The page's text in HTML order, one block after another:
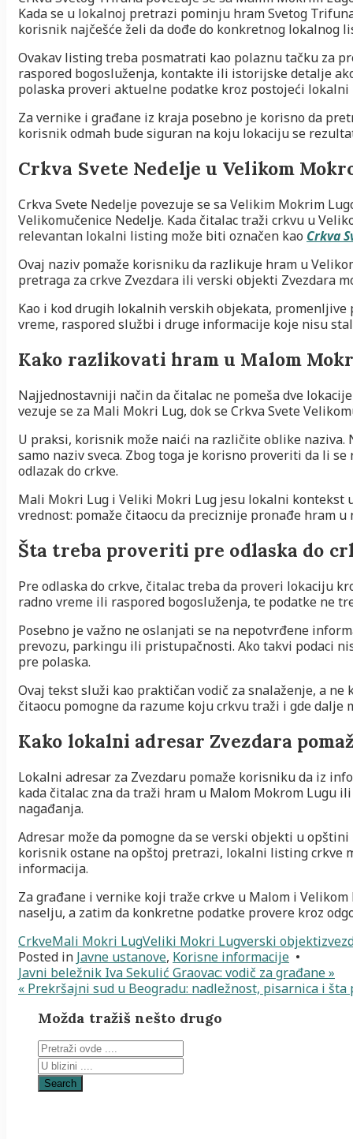
Kada se u lokalnoj pretrazi pominju hram Svetog
korisnik najčešće želi da dođe do konkretnog lokalnog
Ovakav listing treba posmatrati kao polaznu tačku za
raspored bogosluženja, kontakte ili istorijske detalje
polaska proveri aktuelne podatke kroz postojeći
Za vernike i građane iz kraja posebno je korisno da
korisnik odmah bude siguran na koju lokaciju se
Crkva Svete Nedelje u Velikom
Crkva Svete Nedelje povezuje se sa Velikim Mokrim
Velikomučenice Nedelje. Kada čitalac traži crkvu u
relevantan lokalni listing može biti označen kao Crkva
Ovaj naziv pomaže korisniku da razlikuje hram u
pretraga za crkve Zvezdara ili verski objekti Zvezdara
Kao i kod drugih lokalnih verskih objekata,
vreme, raspored službi i druge informacije koje nisu
Kako razlikovati hram u Malom
Najjednostavniji način da čitalac ne pomeša dve
vezuje se za Mali Mokri Lug, dok se Crkva Svete
U praksi, korisnik može naići na različite oblike
samo naziv sveca. Zbog toga je korisno proveriti da li
odlazak do crkve.
Mali Mokri Lug i Veliki Mokri Lug jesu lokalni kontekst
vrednost: pomaže čitaocu da preciznije pronađe hram
Šta treba proveriti pre odlaska do
Pre odlaska do crkve, čitalac treba da proveri lokaciju
radno vreme ili raspored bogosluženja, te podatke ne
Posebno je važno ne oslanjati se na nepotvrđene
prevozu, parkingu ili pristupačnosti. Ako takvi podaci
pre polaska.
Ovaj tekst služi kao praktičan vodič za snalaženje, a
čitaocu pomogne da razume koju crkvu traži i gde dalje
Kako lokalni adresar Zvezdara
Lokalni adresar za Zvezdaru pomaže korisniku da iz
kada čitalac zna da traži hram u Malom Mokrom Lugu
nagađanja.
Adresar može da pomogne da se verski objekti u
korisnik ostane na opštoj pretrazi, lokalni listing crkve
informacija.
Za građane i vernike koji traže crkve u Malom i
naselju, a zatim da konkretne podatke provere kroz
CrkveMali Mokri LugVeliki Mokri Lugverski objekti
Posted in Javne ustanove, Korisne informacije •
Navigacija
članaka
Javni beležnik Iva Sekulić Graovac: vodič za građane »
« Prekršajni sud u Beogradu: nadležnost, pisarnica i
Možda tražiš nešto drugo
Search